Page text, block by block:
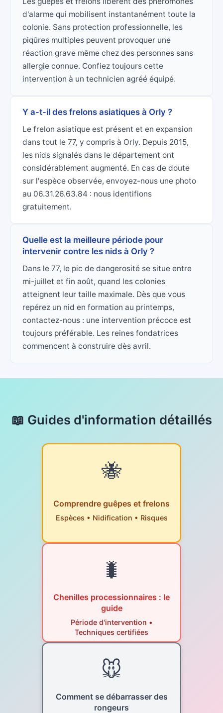
d'alarme qui mobilisent instantanément toute la
colonie. Sans protection professionnelle, les
piqûres multiples peuvent provoquer une
réaction grave même chez des personnes sans
allergie connue. Confiez toujours cette
intervention à un technicien agréé équipé.
Y a-t-il des frelons asiatiques à Orly ?
Le frelon asiatique est présent et en expansion
dans tout le 77, y compris à Orly. Depuis 2015,
les nids signalés dans le département ont
considérablement augmenté. En cas de doute
sur l'espèce observée, envoyez-nous une photo
au 06.31.26.63.84 : nous identifions
gratuitement.
Quelle est la meilleure période pour
intervenir contre les nids à Orly ?
Dans le 77, le pic de dangerosité se situe entre
mi-juillet et fin août, quand les colonies
atteignent leur taille maximale. Dès que vous
repérez un nid en formation au printemps,
contactez-nous : une intervention précoce est
toujours préférable. Les reines fondatrices
commencent à construire dès avril.
📖 Guides d'information détaillés
🐝
Comprendre guêpes et frelons
Espèces • Nidification • Risques
🐛
Chenilles processionnaires : le
guide
Période d'intervention •
Techniques certifiées
🐭
Comment se débarrasser des
rongeurs